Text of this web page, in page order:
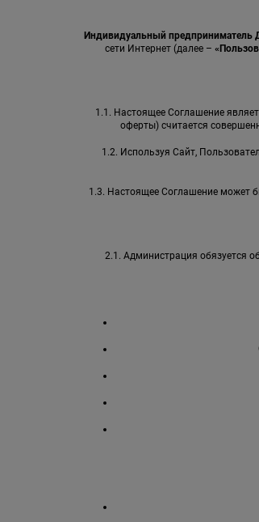
Индивидуальный предприниматель
сети Интернет (далее –
1.1. Настоящее Соглашение
оферты) считается
1.2. Используя Сайт,
1.3. Настоящее Соглашение может
2.1. Администрация обязуется